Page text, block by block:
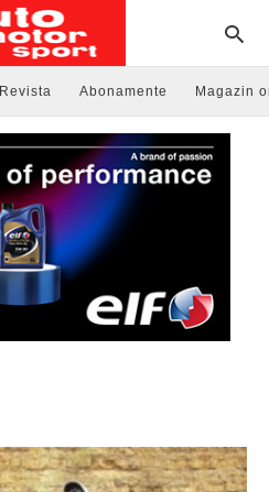
Revista Abonamente Magazin